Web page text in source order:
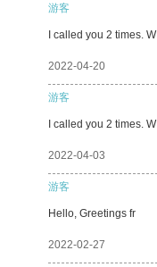
游客
I called you 2 times. W
2022-04-20
游客
I called you 2 times. W
2022-04-03
游客
Hello, Greetings fr
2022-02-27